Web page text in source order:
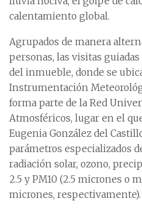
calentamiento global.
Agrupados de manera
personas, las visitas
del inmueble, donde se
Instrumentación
forma parte de la Red
Atmosféricos, lugar en el
Eugenia González del
parámetros especializados
radiación solar, ozono,
2.5 y PM10 (2.5 micrones o
micrones, respectivamente).